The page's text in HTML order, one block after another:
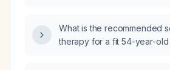
What is the recommended
therapy for a fit 54-year-old